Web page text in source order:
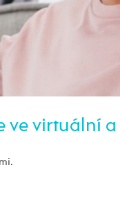
ve virtuální